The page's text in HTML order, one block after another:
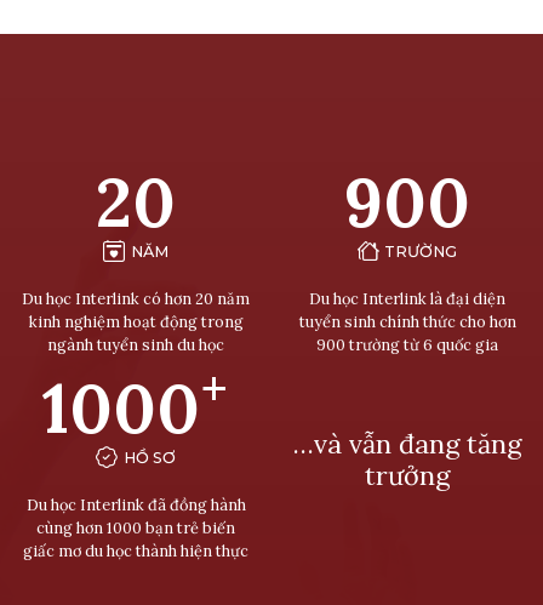
20
NĂM
Du học Interlink có hơn 20 năm
kinh nghiệm hoạt động trong
ngành tuyển sinh du học
900
TRƯỜNG
Du học Interlink là đại diện
tuyển sinh chính thức cho hơn
900 trường từ 6 quốc gia
1000+
HỒ SƠ
Du học Interlink đã đồng hành
cùng hơn 1000 bạn trẻ biến
giấc mơ du học thành hiện thực
…và vẫn đang tăng
trưởng